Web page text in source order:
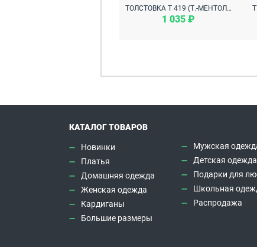
ТОЛСТОВКА Т 419 (Т.-МЕНТОЛОВЫЙ С СЕРЫМ)
1 035 ₽
КАТАЛОГ ТОВАРОВ
Новинки
Платья
Домашняя одежда
Женская одежда
Кардиганы
Большие размеры
Мужская
Детская одежда
Подарки для
Школьная
Распродажа